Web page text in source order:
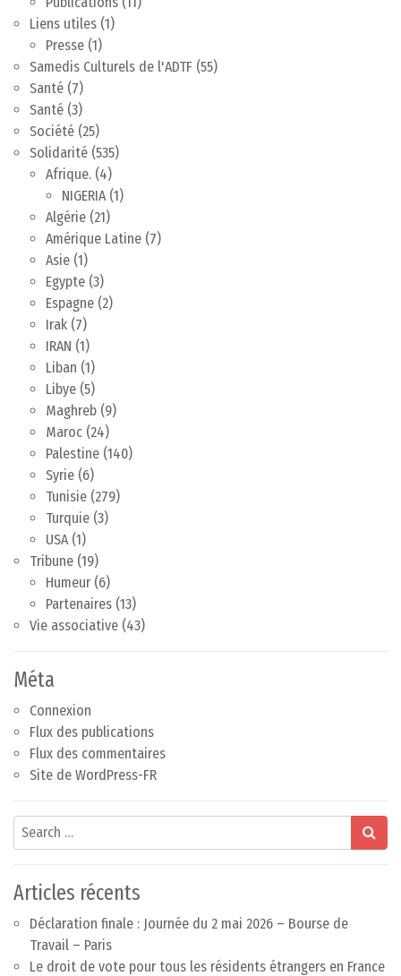
Liens utiles (1)
Presse (1)
Samedis Culturels de l'ADTF (55)
Santé (7)
Santé (3)
Société (25)
Solidarité (535)
Afrique. (4)
NIGERIA(1)
Algérie (21)
Amérique Latine (7)
Asie (1)
Egypte (3)
Espagne (2)
Irak (7)
IRAN (1)
Liban (1)
Libye (5)
Maghreb (9)
Maroc (24)
Palestine (140)
Syrie (6)
Tunisie (279)
Turquie (3)
USA(1)
Tribune (19)
Humeur (6)
Partenaires (13)
Vie associative (43)
Méta
Connexion
Flux des publications
Flux des commentaires
Site de WordPress-FR
Search
Articles récents
Déclaration finale : Journée du 2 mai 2026 – Bourse de
Travail – Paris
Le droit de vote pour tous les résidents étrangers en France